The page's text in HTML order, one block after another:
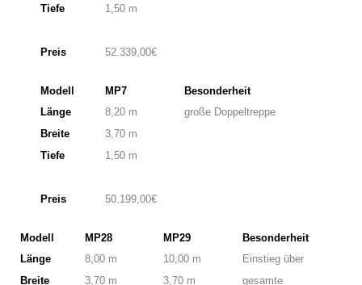
Tiefe
1,50 m
Preis 52.339,00€
Modell MP7
Besonderheit
Länge
8,20 m
große Doppeltreppe
Breite
3,70 m
Tiefe
1,50 m
Preis 50.199,00€
Modell MP28 MP29
Besonderheit
Länge
8,00 m 10,00 m
Einstieg über
Breite
3,70 m 3,70 m
gesamte